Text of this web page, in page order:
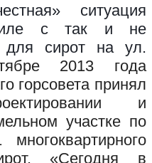
ситуация
с так и не
для сирот на ул.
2013 года
горсовета принял
и
участке по
«Сегодня в